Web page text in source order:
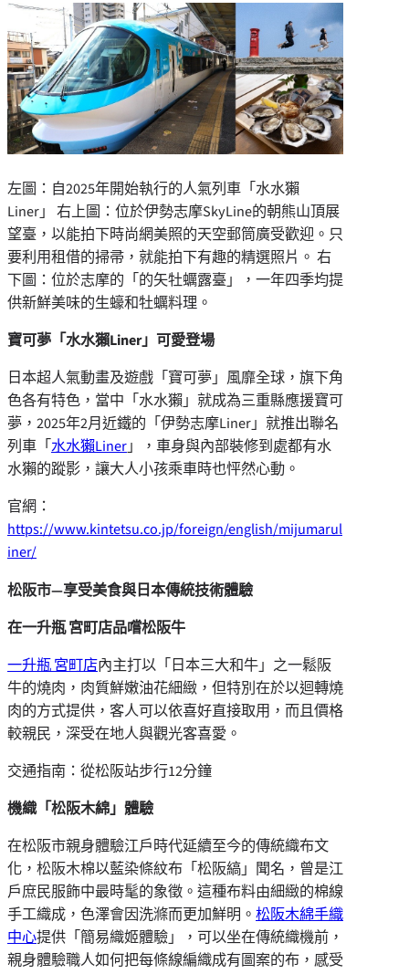
左圖：自2025年開始執行的人氣列車「水水獺
Liner」 右上圖：位於伊勢志摩SkyLine的朝熊山頂展
望臺，以能拍下時尚網美照的天空郵筒廣受歡迎。只
要利用租借的掃帚，就能拍下有趣的精選照片。 右
下圖：位於志摩的「的矢牡蠣露臺」，一年四季均提
供新鮮美味的生蠔和牡蠣料理。
寶可夢「水水獺Liner」可愛登場
日本超人氣動畫及遊戲「寶可夢」風靡全球，旗下角
色各有特色，當中「水水獺」就成為三重縣應援寶可
夢，2025年2月近鐵的「伊勢志摩Liner」就推出聯名
列車「水水獺Liner」，車身與內部裝修到處都有水
水獺的蹤影，讓大人小孩乘車時也怦然心動。
官網：
https://www.kintetsu.co.jp/foreign/english/mijumarul
iner/
松阪市―享受美食與日本傳統技術體驗
在一升瓶宮町店品嚐松阪牛
一升瓶 宮町店內主打以「日本三大和牛」之一鬆阪
牛的燒肉，肉質鮮嫩油花細緻，但特別在於以迴轉燒
肉的方式提供，客人可以依喜好直接取用，而且價格
較親民，深受在地人與觀光客喜愛。
交通指南：從松阪站步行12分鐘
機織「松阪木綿」體驗
在松阪市親身體驗江戶時代延續至今的傳統織布文
化，松阪木棉以藍染條紋布「松阪縞」聞名，曾是江
戶庶民服飾中最時髦的象徵。這種布料由細緻的棉線
手工織成，色澤會因洗滌而更加鮮明。 松阪木綿手織
中心提供「簡易織姬體驗」，可以坐在傳統織機前，
親身體驗職人如何把每條線編織成有圖案的布，感受